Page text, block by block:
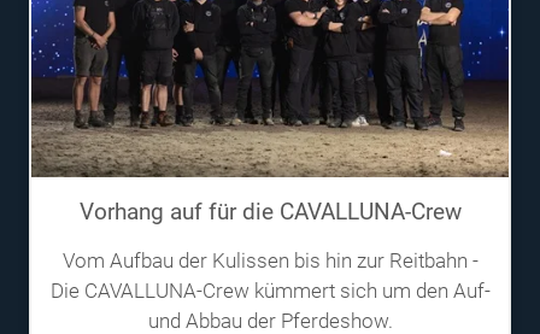
Vorhang auf für die CAVALLUNA-Crew
Vom Aufbau der Kulissen bis hin zur Reitbahn -
Die CAVALLUNA-Crew kümmert sich um den Auf-
und Abbau der Pferdeshow.